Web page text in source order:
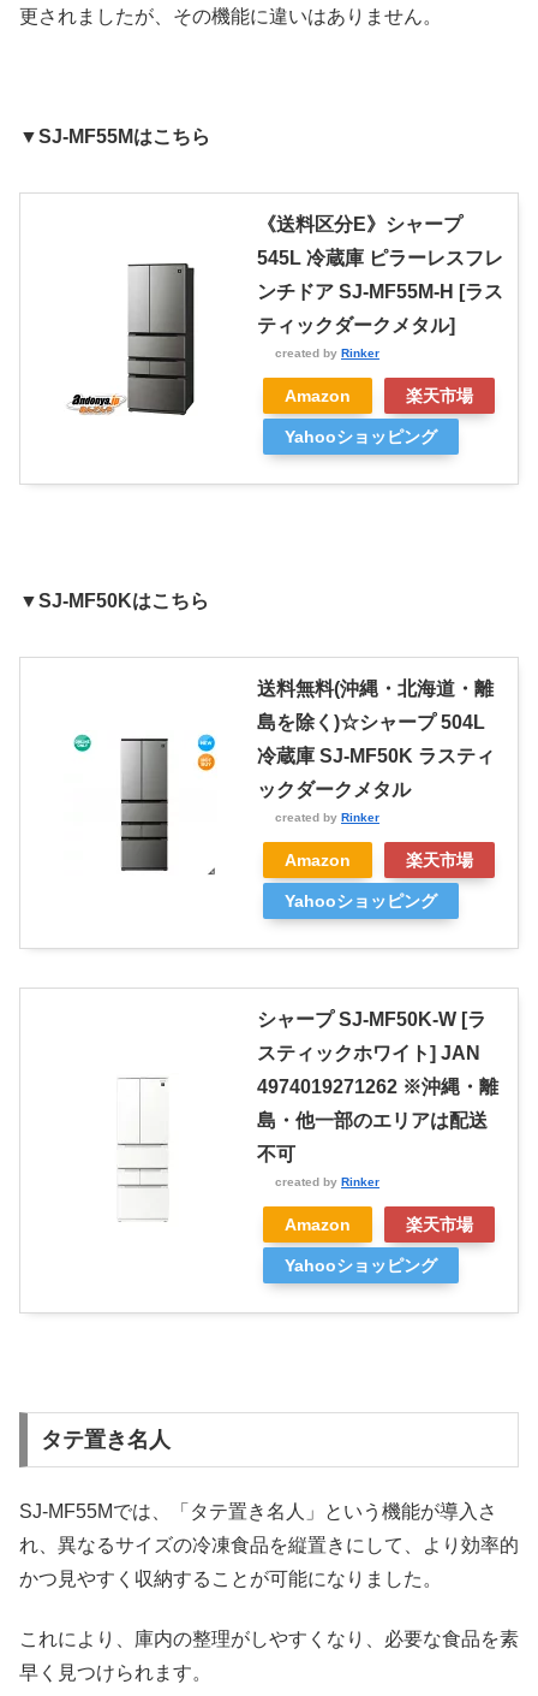
更されましたが、その機能に違いはありません。
▼SJ-MF55Mはこちら
《送料区分E》シャープ
545L 冷蔵庫 ピラーレスフレ
ンチドア SJ-MF55M-H [ラス
ティックダークメタル]
created by Rinker
Amazon 楽天市場
Yahooショッピング
▼SJ-MF50Kはこちら
送料無料(沖縄・北海道・離
島を除く)☆シャープ 504L
冷蔵庫 SJ-MF50K ラスティ
ックダークメタル
created by Rinker
Amazon 楽天市場
Yahooショッピング
シャープ SJ-MF50K-W [ラ
スティックホワイト] JAN
4974019271262 ※沖縄・離
島・他一部のエリアは配送
不可
created by Rinker
Amazon 楽天市場
Yahooショッピング
タテ置き名人
SJ-MF55Mでは、「タテ置き名人」という機能が導入さ
れ、異なるサイズの冷凍食品を縦置きにして、より効率的
かつ見やすく収納することが可能になりました。
これにより、庫内の整理がしやすくなり、必要な食品を素
早く見つけられます。